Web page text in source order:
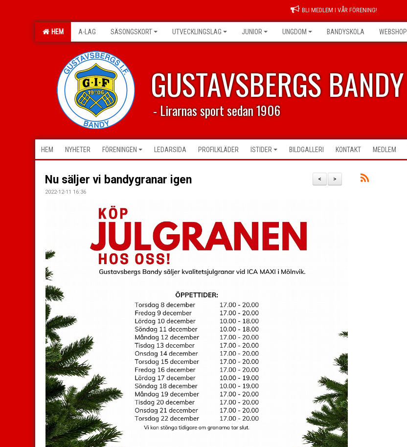
BLI MEDLEM I VÅR FÖRENING!
HEM A-LAG SÄSONGSKORT UTVECKLINGSLAG JUNIOR UNGDOM BANDYSKOLA WEBSHOP
GUSTAVSBERGS BANDY
- Lirarnas sport sedan 1906
HEM NYHETER FÖRENINGEN LEDARSIDA PROFILKLÄDER ISTIDER BILDGALLERI KONTAKT MEDLEM
>
<
Nu säljer vi bandygranar igen
2022-12-11 16:36